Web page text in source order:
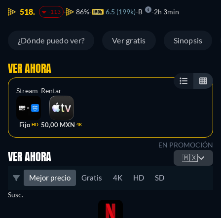
518.
-113 86% 6.5 (199k) B 2h 3min
¿Dónde puedo ver? Ver gratis Sinopsis
VER AHORA
Stream
Fijo HD
Rentar
50,00 MXN 4K
EN PROMOCIÓN
VER AHORA 🇲🇽
Mejor precio Gratis 4K HD SD
Susc.